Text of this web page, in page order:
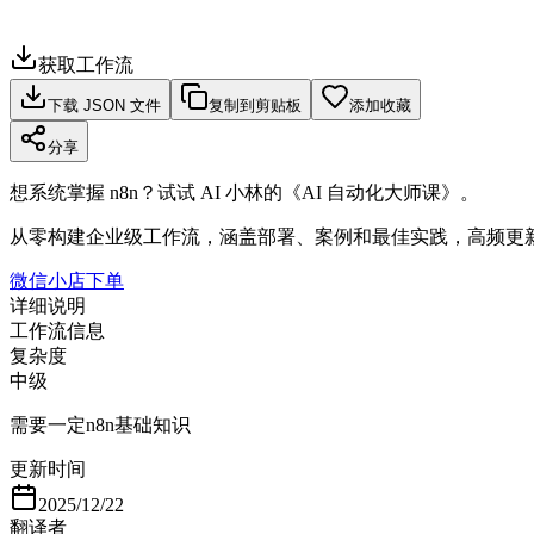
获取工作流
下载 JSON 文件 复制到剪贴板 添加收藏
分享
想系统掌握 n8n？试试 AI 小林的《AI 自动化大师课》。
从零构建企业级工作流，涵盖部署、案例和最佳实践，高频更
微信小店下单
详细说明
工作流信息
复杂度
中级
需要一定n8n基础知识
更新时间
2025/12/22
翻译者